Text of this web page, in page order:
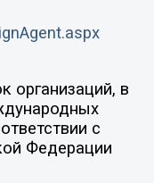
организаций, в
с
Федерации